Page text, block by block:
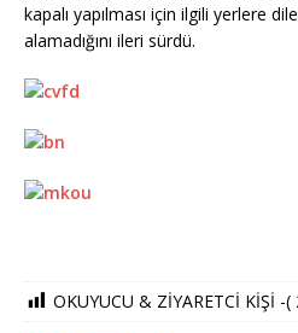
kapalı yapılması için ilgili yerlere
alamadığını ileri sürdü.
OKUYUCU & ZİYARETCİ KİŞİ -(